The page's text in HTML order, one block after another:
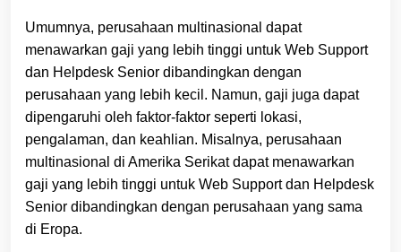
Umumnya, perusahaan multinasional dapat
menawarkan gaji yang lebih tinggi untuk Web Support
dan Helpdesk Senior dibandingkan dengan
perusahaan yang lebih kecil. Namun, gaji juga dapat
dipengaruhi oleh faktor-faktor seperti lokasi,
pengalaman, dan keahlian. Misalnya, perusahaan
multinasional di Amerika Serikat dapat menawarkan
gaji yang lebih tinggi untuk Web Support dan Helpdesk
Senior dibandingkan dengan perusahaan yang sama
di Eropa.